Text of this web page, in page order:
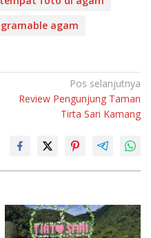
agam
Pos selanjutnya
Review Pengunjung Taman
Tirta Sari Kamang